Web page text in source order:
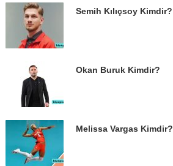
Semih Kılıçsoy Kimdir?
Okan Buruk Kimdir?
Melissa Vargas Kimdir?